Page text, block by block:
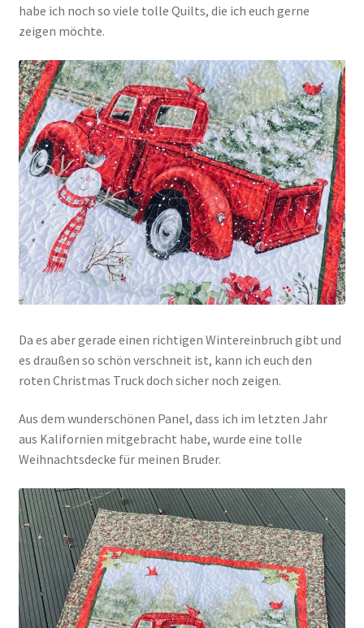
habe ich noch so viele tolle Quilts, die ich euch gerne
zeigen möchte.
Da es aber gerade einen richtigen Wintereinbruch gibt und
es draußen so schön verschneit ist, kann ich euch den
roten Christmas Truck doch sicher noch zeigen.
Aus dem wunderschönen Panel, dass ich im letzten Jahr
aus Kalifornien mitgebracht habe, wurde eine tolle
Weihnachtsdecke für meinen Bruder.